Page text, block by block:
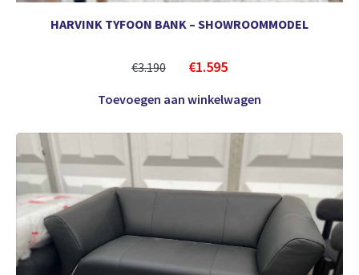
HARVINK TYFOON BANK – SHOWROOMMODEL
€3.190 €1.595
Toevoegen aan winkelwagen